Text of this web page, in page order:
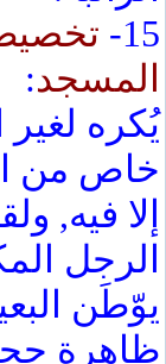
15-
المسجد:
يُكره لغير
خاص من
إلا فيه,
الرجل
يوّطَن
ظاهرة